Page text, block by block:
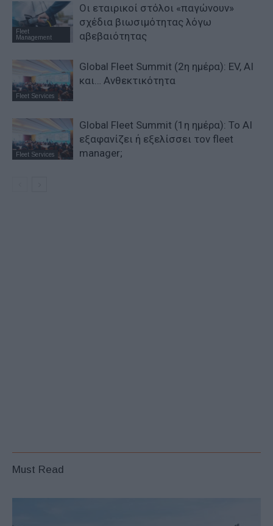
Fleet
Management
Οι εταιρικοί στόλοι «παγώνουν»
σχέδια βιωσιμότητας λόγω
αβεβαιότητας
Fleet Services
Global Fleet Summit (2η ημέρα): EV, AI
και… Ανθεκτικότητα
Fleet Services
Global Fleet Summit (1η ημέρα): Το ΑΙ
εξαφανίζει ή εξελίσσει τον fleet
manager;
Must Read